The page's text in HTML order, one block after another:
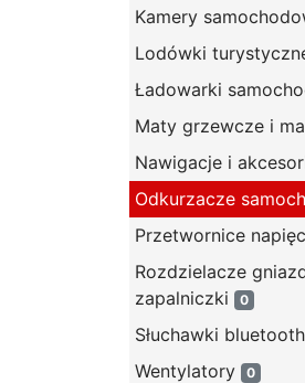
Kamery
Lodówki
Ładowarki
Maty grzewcze i
Nawigacje i
Odkurzacze
Przetwornice
Rozdzielacze
zapalniczki
0
Słuchawki bluetooth
Wentylatory 0